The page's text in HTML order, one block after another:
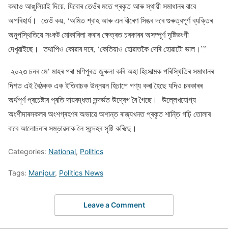
কথাও আঙুলিয়াই দিয়ে, যিবোৰ তেওঁৰ মতে প্ৰকৃত আৰু স্থায়ী সমাধানৰ বাবে
অপৰিহাৰ্য। তেওঁ কয়, ‘অমিত শ্বাহ আৰু এন বীৰেণ সিঙৰ দৰে গুৰুত্বপূৰ্ণ ব্যক্তিৰ
অনুপস্থিতিয়ে সংকট মোকাবিলা কৰাৰ ক্ষেত্ৰত চৰকাৰৰ অসম্পূৰ্ণ দৃষ্টিভংগী
দেখুৱাইছে। তথাপিও কোৱাৰ দৰে, ‘কেতিয়াও হোৱাতকৈ দেৰি হোৱাটো ভাল।’”
২০২৩ চনৰ মে’ মাহৰ পৰা মণিপুৰত জুৰুলা কৰি অহা হিংসাত্মক পৰিস্থিতিৰ সমাধানৰ
দিশত এই বৈঠকক এক ইতিবাচক উন্নয়ন হিচাপে গণ্য কৰা হৈছে যদিও চৰকাৰৰ
অৰ্থপূৰ্ণ প্ৰচেষ্টাৰ প্ৰতি দায়বদ্ধতা সন্দৰ্ভত উদ্বেগ ৰৈ গৈছে। উল্লেখযোগ্য
অংশীদাৰসকলৰ অংশগ্ৰহণৰ অভাৱে অশান্ত ৰাজ্যখনত প্ৰকৃত শান্তি গঢ়ি তোলাৰ
বাবে আলোচনাৰ সম্ভাৱনাক লৈ সন্দেহৰ সৃষ্টি কৰিছে।
Categories: National, Politics
Tags: Manipur, Politics News
Leave a Comment